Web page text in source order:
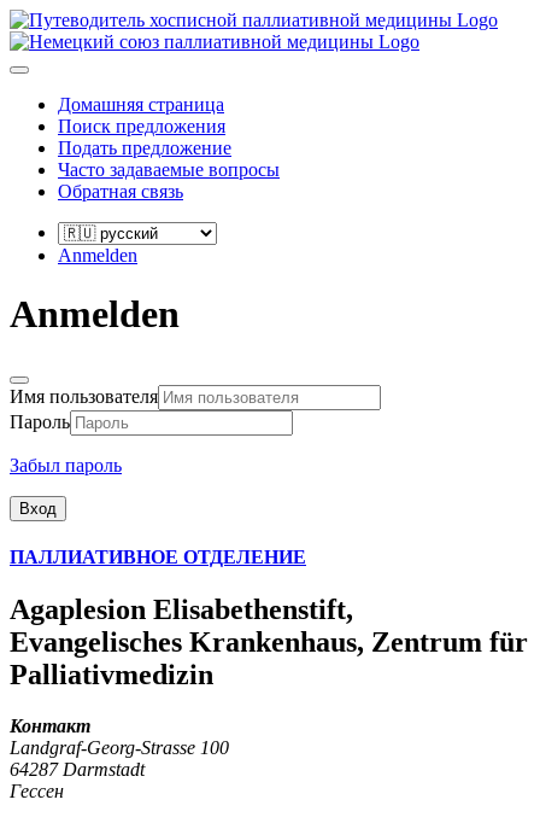
Домашняя страница
Поиск предложения
Подать предложение
Часто задаваемые вопросы
Обратная связь
Anmelden
Anmelden
Имя пользователя
Пароль
Забыл пароль
Вход
ПАЛЛИАТИВНОЕ ОТДЕЛЕНИЕ
Agaplesion Elisabethenstift,
Evangelisches Krankenhaus, Zentrum für
Palliativmedizin
Контакт
Landgraf-Georg-Strasse 100
64287 Darmstadt
Гессен